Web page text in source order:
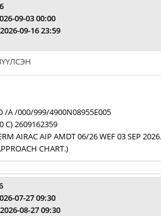
09-03 00:00
2026-09-16 23:59
/A /000/999/4900N08955E005
C) 2609162359
AIRAC AIP AMDT 06/26 WEF 03 SEP 2026.
CHART.)
07-27 09:30
2026-08-27 09:30